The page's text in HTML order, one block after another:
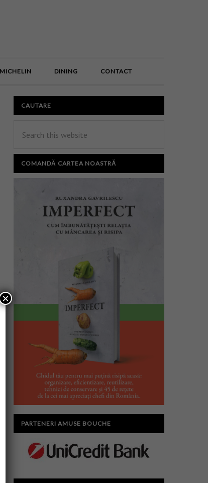
DINING CONTACT
CAUTARE
COMANDĂ CARTEA NOASTRĂ
PARTENERI AMUSE BOUCHE
×